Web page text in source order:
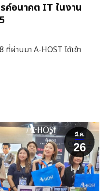
ค์อนาคต IT ในงาน
ผ่านมา A-HOST ได้เข้า
มี.ค.
26